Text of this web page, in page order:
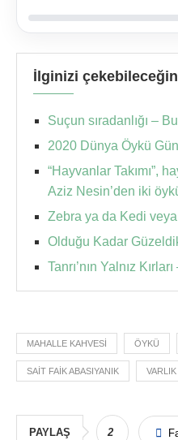
İlginizi
Suçun sıradanlığı –
2020 Dünya Öykü
“Hayvanlar Takımı”,
Aziz Nesin’den iki
Zebra ya da Kedi
Olduğu Kadar
Tanrı’nın Yalnız
MAHALLE KAHVESI ÖYKÜ
SAIT FAIK ABASIYANIK VARLIK
PAYLAŞ 2